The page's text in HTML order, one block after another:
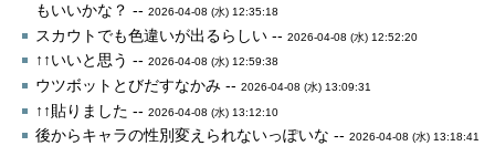
もいいかな？ --2026-04-08 (水) 12:35:18
スカウトでも色違いが出るらしい --2026-04-08 (水) 12:52:20
↑↑いいと思う --2026-04-08 (水) 12:59:38
ウツボットとびだすなかみ --2026-04-08 (水) 13:09:31
↑↑貼りました --2026-04-08 (水) 13:12:10
後からキャラの性別変えられないっぽいな --2026-04-08 (水) 13:18:41